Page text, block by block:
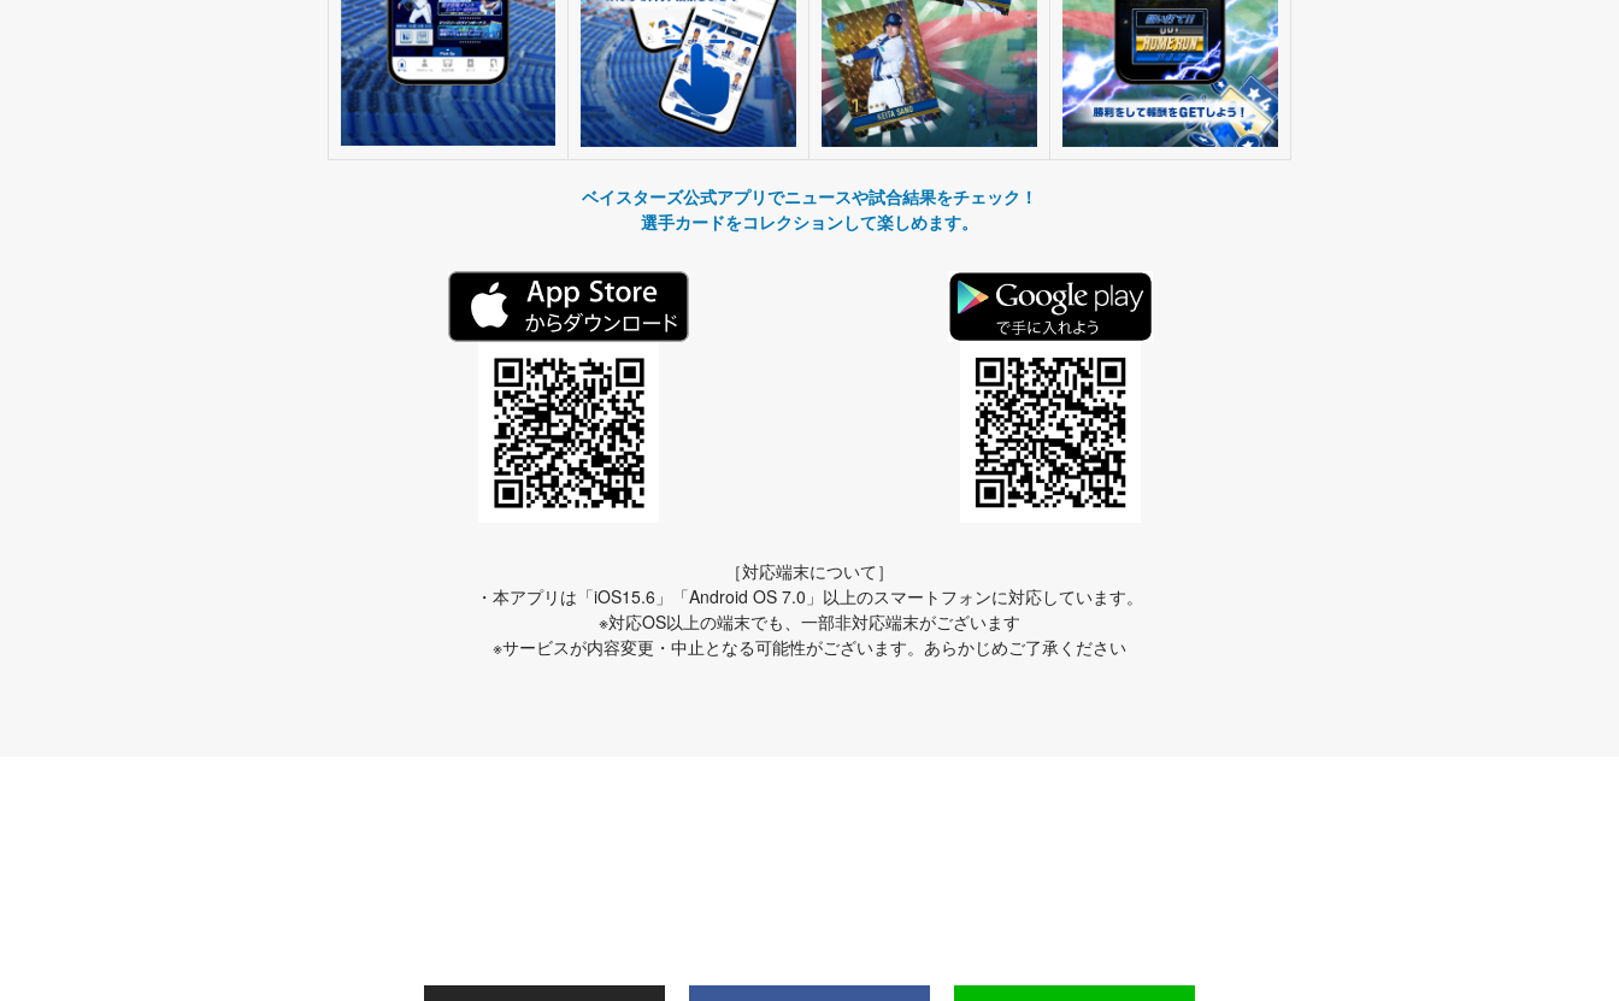
ベイスターズ公式アプリでニュースや試合結果をチェック！
選手カードをコレクションして楽しめます。
［対応端末について］
・本アプリは「iOS15.6」「Android OS 7.0」以上のスマートフォンに対応しています。
※対応OS以上の端末でも、一部非対応端末がございます
※サービスが内容変更・中止となる可能性がございます。あらかじめご了承ください